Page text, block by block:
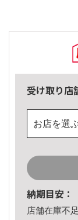
受け取り店
お店を選
納期目安：
店舗在庫不